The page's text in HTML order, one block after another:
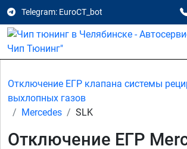
Telegram: EuroCT_bot
Отключение ЕГР клапана системы
выхлопных газов
Mercedes
SLK
Отключение ЕГР